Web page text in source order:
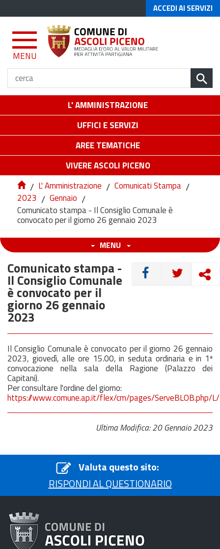
ACCEDI AI SERVIZI
MENU
L' AMMINISTRAZIONE
UFFICI E SERVIZI
AREE TEMATICHE
VIVERE ASCOLI PICENO
/ L' Amministrazione / Comunicati Stampa /
2023 / Gennaio /
Comunicato stampa - Il Consiglio Comunale è
convocato per il giorno 26 gennaio 2023
MENU
CONDIVIDI
Comunicato stampa -
Il Consiglio Comunale
è convocato per il
giorno 26 gennaio
2023
Il Consiglio Comunale è convocato per il giorno 26 gennaio
2023, giovedì, alle ore 15.00, in seduta ordinaria e in 1ª
convocazione nella sala della Ragione (Palazzo dei
Capitani).
Per consultare l'ordine del giorno:
https://www.comune.ap.it/flex/cm/pages/ServeBLOB.php/
Ultima Modifica: 20 Gennaio 2023
Valuta questo sito:
RISPONDI AL QUESTIONARIO